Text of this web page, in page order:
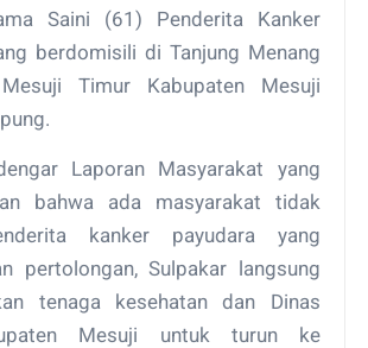
Saini (61) Penderita Kanker
berdomisili di Tanjung Menang
Timur Kabupaten Mesuji
Laporan Masyarakat yang
bahwa ada masyarakat tidak
kanker payudara yang
pertolongan, Sulpakar langsung
tenaga kesehatan dan Dinas
Mesuji untuk turun ke